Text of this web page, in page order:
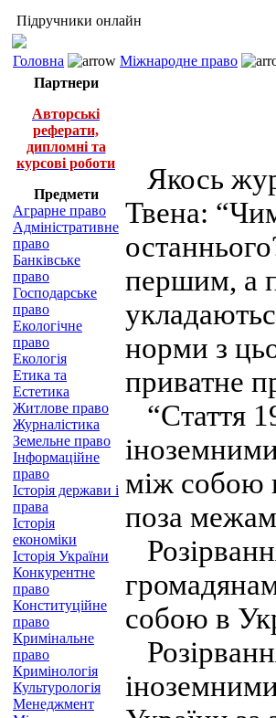
Підручники онлайн
Головна Міжнародне право
Партнери
Авторські
реферати,
дипломні та
курсові роботи
Предмети
Аграрне право
Адміністративне
право
Банківське
право
Господарське
право
Екологічне
право
Екологія
Етика та
Естетика
Житлове право
Журналістика
Земельне право
Інформаційне
право
Історія держави і
права
Історія
економіки
Історія України
Конкурентне
право
Конституційне
право
Кримінальне
право
Кримінологія
Культурологія
Менеджмент
Якось
Твена:
першим, а
норми з
приватне
“Стаття
між собою
поза
собою в